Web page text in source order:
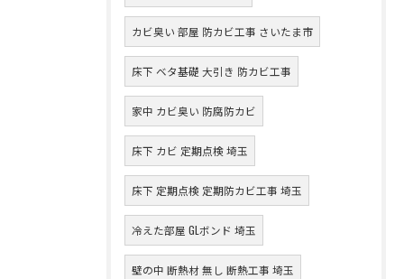
カビ臭い 部屋 防カビ工事 さいたま市
床下 ベタ基礎 大引き 防カビ工事
家中 カビ臭い 防腐防カビ
床下 カビ 定期点検 埼玉
床下 定期点検 定期防カビ工事 埼玉
冷えた部屋 GLボンド 埼玉
壁の中 断熱材 無し 断熱工事 埼玉